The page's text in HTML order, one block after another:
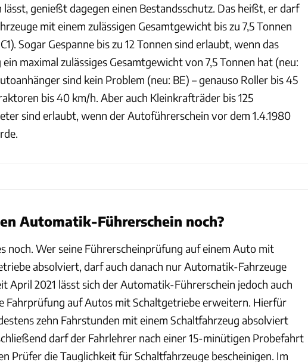
lässt, genießt dagegen einen Bestandsschutz. Das heißt, er darf
mit einem zulässigen Gesamtgewicht bis zu 7,5 Tonnen
Sogar Gespanne bis zu 12 Tonnen sind erlaubt, wenn das
maximal zulässiges Gesamtgewicht von 7,5 Tonnen hat (neu:
sind kein Problem (neu: BE) – genauso Roller bis 45
bis 40 km/h. Aber auch Kleinkrafträder bis 125
sind erlaubt, wenn der Autoführerschein vor dem 1.4.1980
Automatik-Führerschein noch?
noch. Wer seine Führerscheinprüfung auf einem Auto mit
absolviert, darf auch danach nur Automatik-Fahrzeuge
April 2021 lässt sich der Automatik-Führerschein jedoch auch
Fahrprüfung auf Autos mit Schaltgetriebe erweitern. Hierfür
zehn Fahrstunden mit einem Schaltfahrzeug absolviert
darf der Fahrlehrer nach einer 15-minütigen Probefahrt
Prüfer die Tauglichkeit für Schaltfahrzeuge bescheinigen. Im